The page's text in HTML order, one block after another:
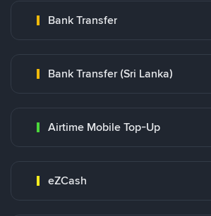
Bank Transfer
Bank Transfer (Sri Lanka)
Airtime Mobile Top-Up
eZCash